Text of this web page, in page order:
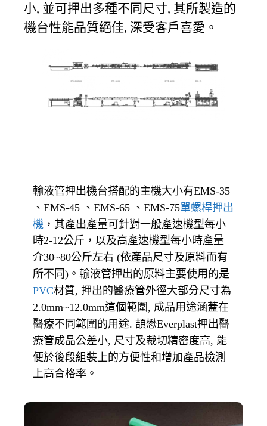
小, 並可押出多種不同尺寸, 其所製造的
機台性能品質絕佳, 深受客戶喜愛。
輸液管押出機台搭配的主機大小有EMS-35
、 EMS-45 、 EMS-65 、 EMS-75單螺桿押出
機 ，其產出產量可針對一般產速機型每小
時2-12公斤， 以及高產速機型每小時產量
介30~80公斤左右 (依產品尺寸及原料而有
所不同) 。輸液管押出的原料主要使用的是
PVC材質, 押出的醫療管外徑大部分尺寸為
2.0mm~12.0mm這個範圍 , 成品用途涵蓋在
醫療不同範圍的用途. 頡懋Everplast押出醫
療管成品公差小, 尺寸及裁切精密度高, 能
便於後段組裝上的方便性和增加產品檢測
上高合格率。